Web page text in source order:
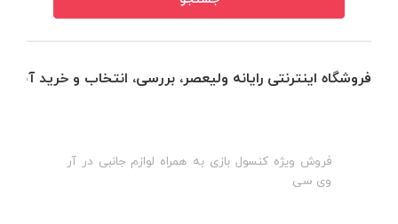
فروشگاه اینترنتی رایانه ولیعصر، بررسی، انتخاب و خرید
فروش ویژه کنسول بازی به همراه لوازم جانبی در آر
وی سی